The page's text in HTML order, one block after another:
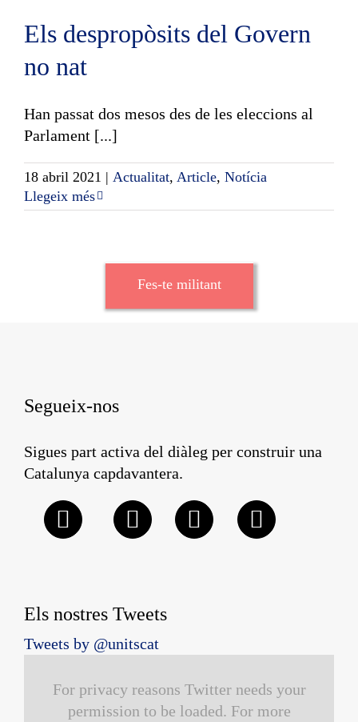
Els despropòsits del Govern
no nat
Han passat dos mesos des de les eleccions al
Parlament [...]
18 abril 2021 | Actualitat, Article, Notícia
Llegeix més
Fes-te militant
Segueix-nos
Sigues part activa del diàleg per construir una
Catalunya capdavantera.
Els nostres Tweets
Tweets by @unitscat
For privacy reasons Twitter needs your
permission to be loaded. For more